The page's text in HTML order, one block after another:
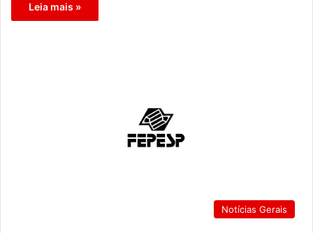
Leia mais »
Notícias Gerais